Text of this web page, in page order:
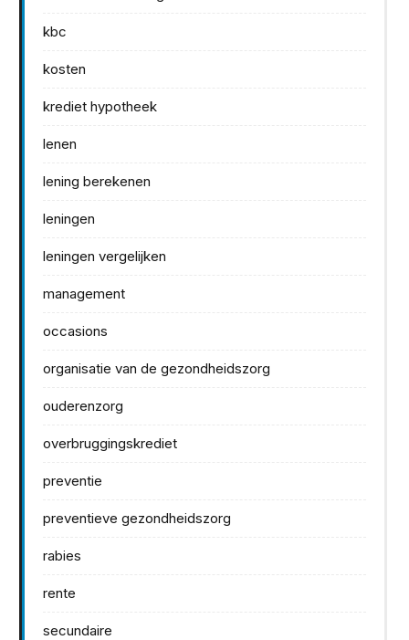
kbc
kosten
krediet hypotheek
lenen
lening berekenen
leningen
leningen vergelijken
management
occasions
organisatie van de gezondheidszorg
ouderenzorg
overbruggingskrediet
preventie
preventieve gezondheidszorg
rabies
rente
secundaire